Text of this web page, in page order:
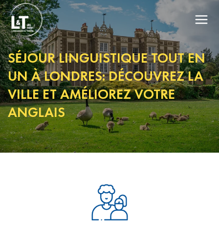
SÉJOUR LINGUISTIQUE TOUT EN
UN À LONDRES: DÉCOUVREZ LA
VILLE ET AMÉLIOREZ VOTRE
ANGLAIS